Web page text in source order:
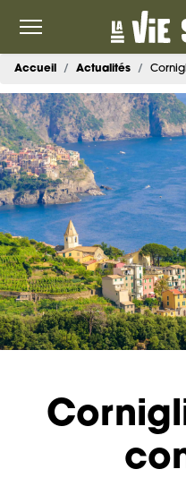
Accueil Actualités